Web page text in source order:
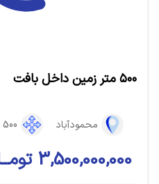
۵۰۰ متر زمین داخل بافت
محمودآباد 500 متر
3,500,000,000 تومــان